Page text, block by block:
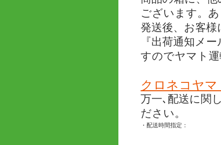
ございます。
発送後、お客
『出荷通知メ
すのでヤマト
クロネコヤ
万一､配送に関
ださい。
・配送時間指定：